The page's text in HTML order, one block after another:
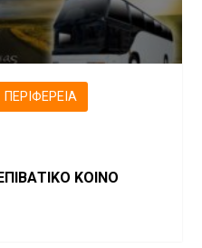
ΠΕΡΙΦΈΡΕΙΑ
ΚΟΙΝΟ